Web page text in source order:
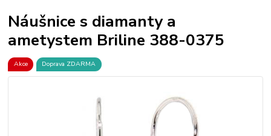
Náušnice s diamanty a
ametystem Briline 388-0375
Akce Doprava ZDARMA